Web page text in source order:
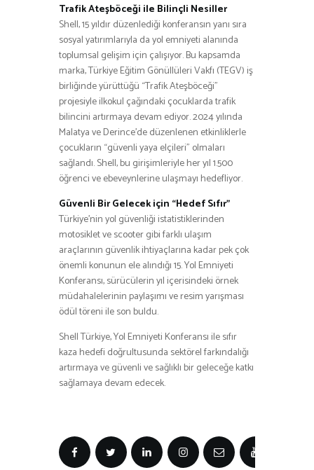
Trafik Ateşböceği ile Bilinçli Nesiller
Shell, 15 yıldır düzenlediği konferansın yanı sıra
sosyal yatırımlarıyla da yol emniyeti alanında
toplumsal gelişim için çalışıyor. Bu kapsamda
marka, Türkiye Eğitim Gönüllüleri Vakfı (TEGV) iş
birliğinde yürüttüğü “Trafik Ateşböceği”
projesiyle ilkokul çağındaki çocuklarda trafik
bilincini artırmaya devam ediyor. 2024 yılında
Malatya ve Derince’de düzenlenen etkinliklerle
çocukların “güvenli yaya elçileri” olmaları
sağlandı. Shell, bu girişimleriyle her yıl 1.500
öğrenci ve ebeveynlerine ulaşmayı hedefliyor.
Güvenli Bir Gelecek için “Hedef Sıfır”
Türkiye’nin yol güvenliği istatistiklerinden
motosiklet ve scooter gibi farklı ulaşım
araçlarının güvenlik ihtiyaçlarına kadar pek çok
önemli konunun ele alındığı 15. Yol Emniyeti
Konferansı, sürücülerin yıl içerisindeki örnek
müdahalelerinin paylaşımı ve resim yarışması
ödül töreni ile son buldu.
Shell Türkiye, Yol Emniyeti Konferansı ile sıfır
kaza hedefi doğrultusunda sektörel farkındalığı
artırmaya ve güvenli ve sağlıklı bir geleceğe katkı
sağlamaya devam edecek.